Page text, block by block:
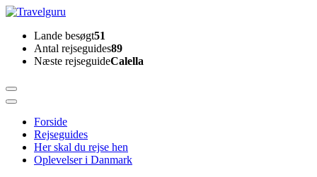
Skip
content
(Press
Enter)
TravelguruLande besøgt51
Antal rejseguides89
Næste rejseguideCalella
Forside
Rejseguides
Her skal du rejse hen
Oplevelser i Danmark